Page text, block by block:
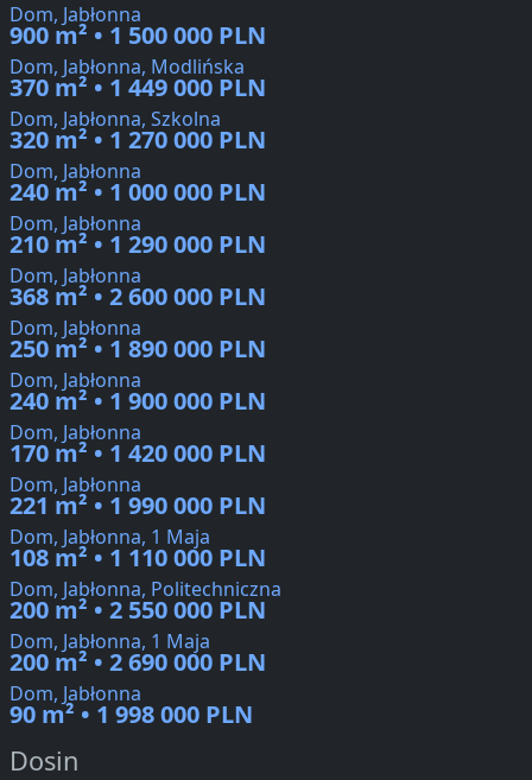
Dom, Jabłonna
900 m² • 1 500 000 PLN
Dom, Jabłonna, Modlińska
370 m² • 1 449 000 PLN
Dom, Jabłonna, Szkolna
320 m² • 1 270 000 PLN
Dom, Jabłonna
240 m² • 1 000 000 PLN
Dom, Jabłonna
210 m² • 1 290 000 PLN
Dom, Jabłonna
368 m² • 2 600 000 PLN
Dom, Jabłonna
250 m² • 1 890 000 PLN
Dom, Jabłonna
240 m² • 1 900 000 PLN
Dom, Jabłonna
170 m² • 1 420 000 PLN
Dom, Jabłonna
221 m² • 1 990 000 PLN
Dom, Jabłonna, 1 Maja
108 m² • 1 110 000 PLN
Dom, Jabłonna, Politechniczna
200 m² • 2 550 000 PLN
Dom, Jabłonna, 1 Maja
200 m² • 2 690 000 PLN
Dom, Jabłonna
90 m² • 1 998 000 PLN
Dosin